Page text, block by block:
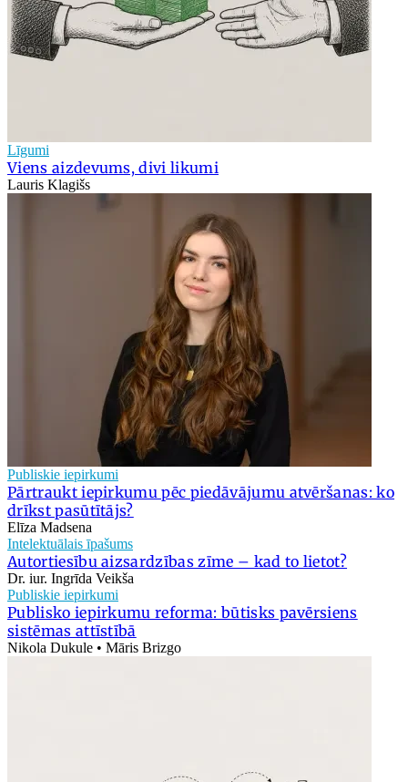
Līgumi
Viens aizdevums, divi likumi
Lauris Klagišs
Publiskie iepirkumi
Pārtraukt iepirkumu pēc piedāvājumu atvēršanas: ko
drīkst pasūtītājs?
Elīza Madsena
Intelektuālais īpašums
Autortiesību aizsardzības zīme – kad to lietot?
Dr. iur. Ingrīda Veikša
Publiskie iepirkumi
Publisko iepirkumu reforma: būtisks pavērsiens
sistēmas attīstībā
Nikola Dukule • Māris Brizgo